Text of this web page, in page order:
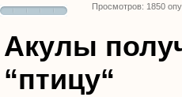
Просмотров: 1850
Акулы
“птицу“